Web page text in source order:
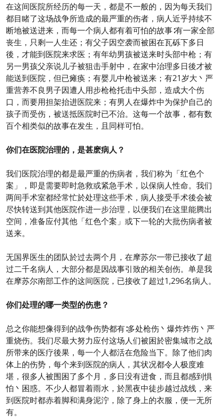
在这间医院所经历的每一天，都是不一般的，因为每天我们
都目睹了这场战争所造成的最严重的伤者，病人近乎持续不
断地被送进来，而每一个病人都有着可怕的故事∶有一家全部
丧生，只剩一人生还；有父子因空袭而被困在瓦砾下多日
後，才能到医院来求医；有年幼男孩被送来时头部中枪；有
另一男孩父亲说儿子被狙击手射中，在家中治理多日後才被
能送到医院，但已瘫痪；有婴儿中枪被送来；有21岁大丶严
重营养不良男子因遭人用步枪枪托击中头部，造成大个伤
口，而要用担架抬进医院来；有男人在爆炸中为保护自己的
孩子而受伤，被送抵医院时已不治。这每一个故事，都有数
百个相类似的故事在发生，且同样可怕。
你们在医院治理的，是甚麽病人？
我们医院治理的都是最严重的伤病者，我们称为「红色个
案」，即是需要即时急救或紧急手术，以保病人性命。我们
两间手术室都经常忙於处理这些手术，病人接受手术後会被
尽快转送到其他医院作进一步治理，以便我们在这里能腾出
空间，准备应付其他「红色个案」或下一轮的大批伤病者被
送来。
无国界医生的团队於过去两个月，在摩苏尔一带已接收了超
过二千名病人，大部分都是因战事引致的相关创伤。单是我
在摩苏尔南部工作的这间医院，已接收了超过1,296名病人。
你们处理的哪一类型的伤患？
总之你能想像得到的战争伤势都有∶多处枪伤丶爆炸炸伤丶严
重烧伤。我们尽最大努力应付这场人们被困於密集城市之战
所带来的医疗後果，每一个人都活在危险当下。除了他们肉
体上的伤势，每个来到医院的病人，其状况都令人极度难
堪，很多人被围困了多个月，多日没有进食，而且都感到惧
怕丶困惑。不少人都冒着雨水，於黑夜中徒步越过战线，来
到医院时都赤着脚和满身泥泞，除了身上的衣服，便一无所
有。